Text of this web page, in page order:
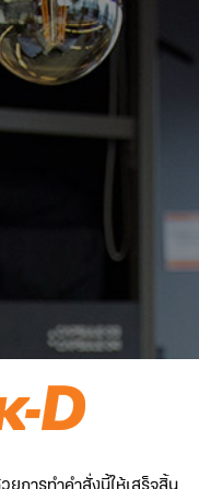
การทำคำสั่งนี้ให้เสร็จสิ้น